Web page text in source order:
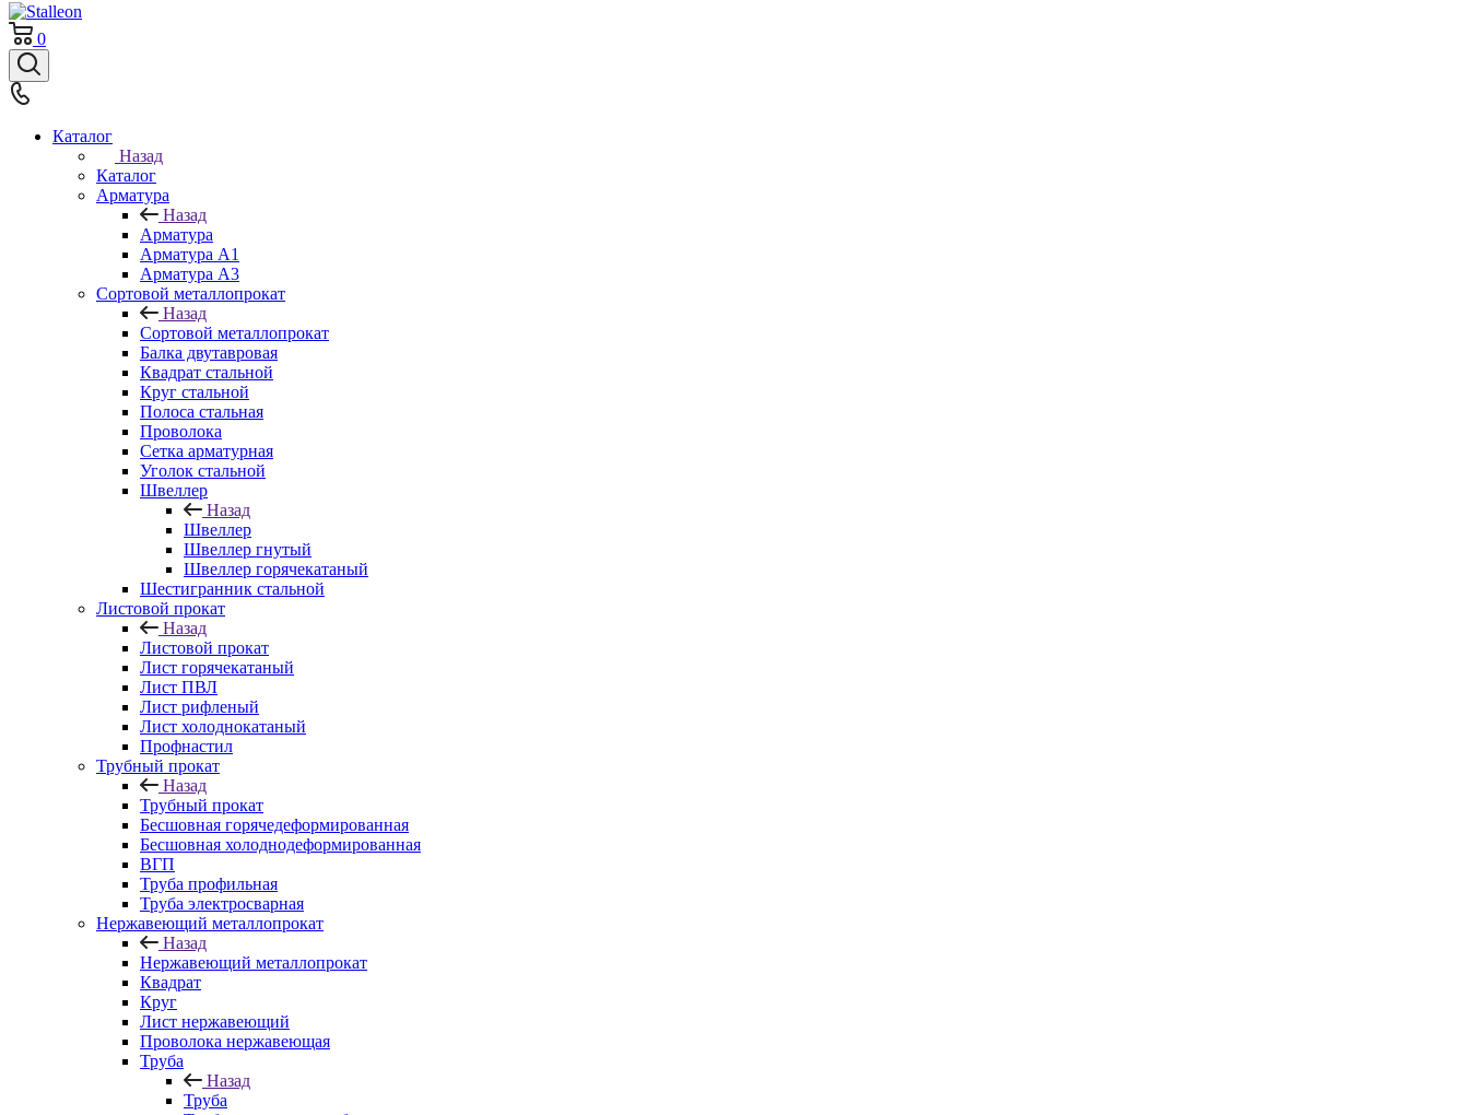
0
Каталог
Назад
Каталог
Арматура
Назад
Арматура
Арматура A1
Арматура А3
Сортовой металлопрокат
Назад
Сортовой металлопрокат
Балка двутавровая
Квадрат стальной
Круг стальной
Полоса стальная
Проволока
Сетка арматурная
Уголок стальной
Швеллер
Назад
Швеллер
Швеллер гнутый
Швеллер горячекатаный
Шестигранник стальной
Листовой прокат
Назад
Листовой прокат
Лист горячекатаный
Лист ПВЛ
Лист рифленый
Лист холоднокатаный
Профнастил
Трубный прокат
Назад
Трубный прокат
Бесшовная горячедеформированная
Бесшовная холоднодеформированная
ВГП
Труба профильная
Труба электросварная
Нержавеющий металлопрокат
Назад
Нержавеющий металлопрокат
Квадрат
Круг
Лист нержавеющий
Проволока нержавеющая
Труба
Назад
Труба